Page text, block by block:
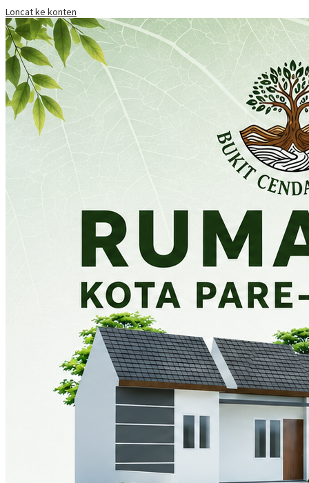
Loncat ke konten